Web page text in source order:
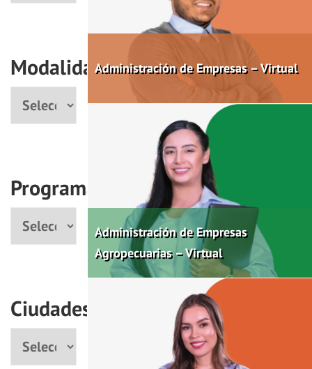
Modalidad
Programas
Ciudades
Administración de Empresas – Virtual
Administración de Empresas
Agropecuarias – Virtual